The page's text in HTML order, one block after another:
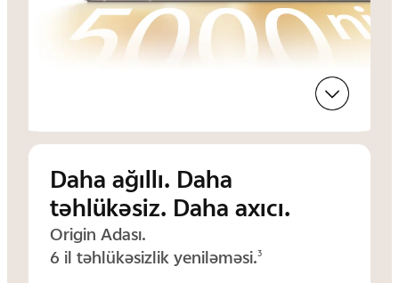
Daha ağıllı. Daha
təhlükəsiz. Daha axıcı.
Origin Adası.
6 il təhlükəsizlik yeniləməsi.3